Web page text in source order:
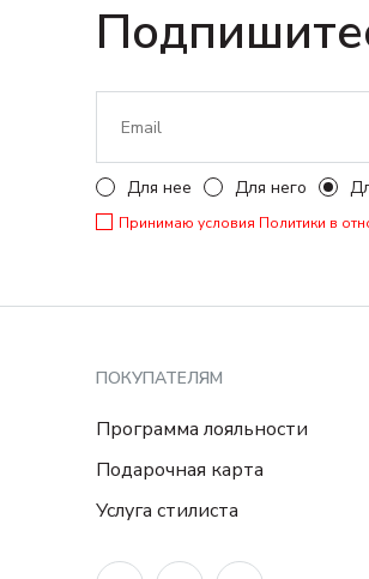
Для нее Для него
Принимаю условия Политики в
ПОКУПАТЕЛЯМ
Программа лояльности
Подарочная карта
Услуга стилиста